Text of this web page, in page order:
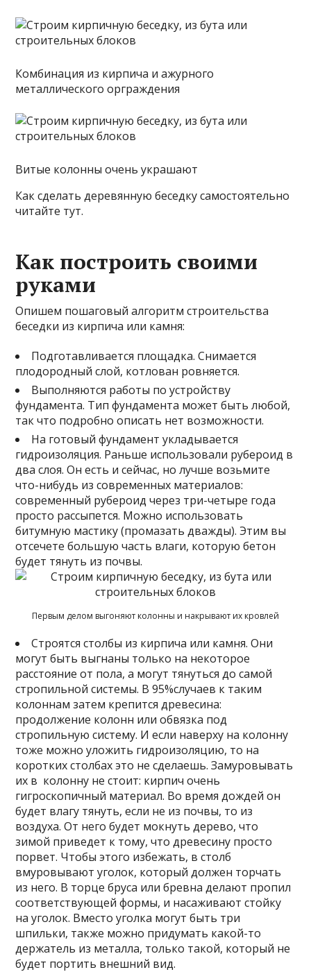
Комбинация из кирпича и ажурного
металлического орграждения
Витые колонны очень украшают
Как сделать деревянную беседку самостоятельно
читайте тут.
Как построить своими
руками
Опишем пошаговый алгоритм строительства
беседки из кирпича или камня:
Подготавливается площадка. Снимается
плодородный слой, котлован ровняется.
Выполняются работы по устройству
фундамента. Тип фундамента может быть любой,
так что подробно описать нет возможности.
На готовый фундамент укладывается
гидроизоляция. Раньше использовали рубероид в
два слоя. Он есть и сейчас, но лучше возьмите
что-нибудь из современных материалов:
современный рубероид через три-четыре года
просто рассыпется. Можно использовать
битумную мастику (промазать дважды). Этим вы
отсечете большую часть влаги, которую бетон
будет тянуть из почвы.
Первым делом выгоняют колонны и накрывают их кровлей
Строятся столбы из кирпича или камня. Они
могут быть выгнаны только на некоторое
расстояние от пола, а могут тянуться до самой
стропильной системы. В 95%случаев к таким
колоннам затем крепится древесина:
продолжение колонн или обвязка под
стропильную систему. И если наверху на колонну
тоже можно уложить гидроизоляцию, то на
коротких столбах это не сделаешь. Замуровывать
их в колонну не стоит: кирпич очень
гигроскопичный материал. Во время дождей он
будет влагу тянуть, если не из почвы, то из
воздуха. От него будет мокнуть дерево, что
зимой приведет к тому, что древесину просто
порвет. Чтобы этого избежать, в столб
вмуровывают уголок, который должен торчать
из него. В торце бруса или бревна делают пропил
соответствующей формы, и насаживают стойку
на уголок. Вместо уголка могут быть три
шпильки, также можно придумать какой-то
держатель из металла, только такой, который не
будет портить внешний вид.